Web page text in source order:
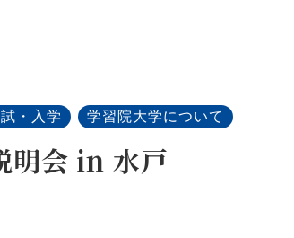
・入学 学習院大学について
明会 in 水戸